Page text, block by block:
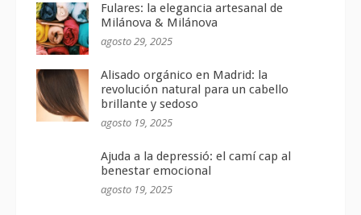
Fulares: la elegancia artesanal de
Milánova & Milánova
agosto 29, 2025
Alisado orgánico en Madrid: la
revolución natural para un cabello
brillante y sedoso
agosto 19, 2025
Ajuda a la depressió: el camí cap al
benestar emocional
agosto 19, 2025